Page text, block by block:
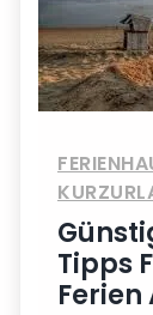
Tipps
Ferien